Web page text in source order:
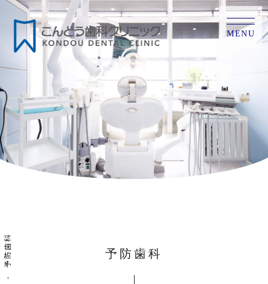
MENU
予防歯科 予防歯科